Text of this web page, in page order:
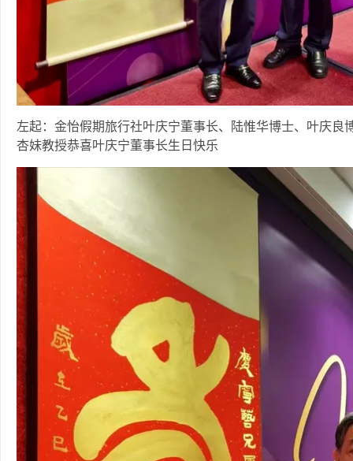
左起：金怡假期旅行社叶庆宁董事长、陆惟华博士、叶庆良
杏妹教授恭喜叶庆宁董事长生日快乐